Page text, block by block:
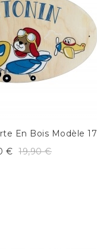
En Bois Modèle 17
€ 19,90 €